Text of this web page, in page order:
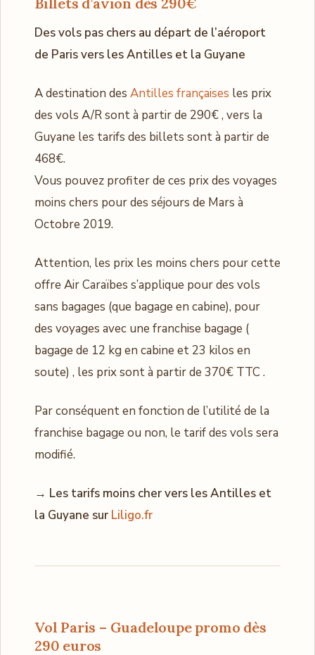
Des vols pas chers au départ de l’aéroport
de Paris vers les Antilles et la Guyane
A destination des Antilles françaises les prix
des vols A/R sont à partir de 290€ , vers la
Guyane les tarifs des billets sont à partir de
468€.
Vous pouvez profiter de ces prix des voyages
moins chers pour des séjours de Mars à
Octobre 2019.
Attention, les prix les moins chers pour cette
offre Air Caraïbes s’applique pour des vols
sans bagages (que bagage en cabine), pour
des voyages avec une franchise bagage (
bagage de 12 kg en cabine et 23 kilos en
soute) , les prix sont à partir de 370€ TTC .
Par conséquent en fonction de l’utilité de la
franchise bagage ou non, le tarif des vols sera
modifié.
→ Les tarifs moins cher vers les Antilles et
la Guyane sur Liligo.fr
Vol Paris – Guadeloupe promo dès
290 euros